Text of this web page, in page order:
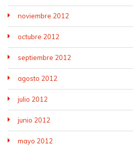
noviembre 2012
octubre 2012
septiembre 2012
agosto 2012
julio 2012
junio 2012
mayo 2012